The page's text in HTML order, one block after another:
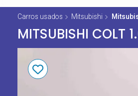
Carros usados Mitsubishi
MITSUBISHI COLT